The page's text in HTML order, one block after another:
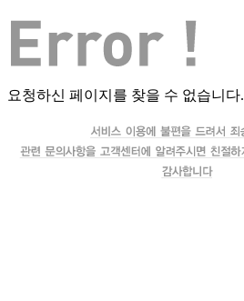
요청하신 페이지를 찾을 수 없습니다.